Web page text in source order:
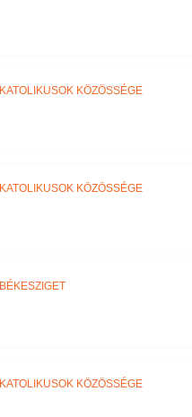
KATOLIKUSOK KÖZÖSSÉGE
KATOLIKUSOK KÖZÖSSÉGE
BÉKESZIGET
KATOLIKUSOK KÖZÖSSÉGE